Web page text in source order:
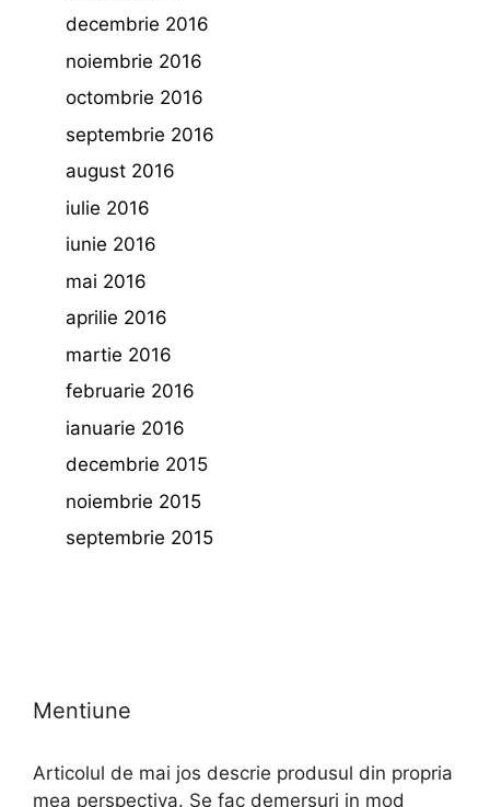
decembrie 2016
noiembrie 2016
octombrie 2016
septembrie 2016
august 2016
iulie 2016
iunie 2016
mai 2016
aprilie 2016
martie 2016
februarie 2016
ianuarie 2016
decembrie 2015
noiembrie 2015
septembrie 2015
Mentiune
Articolul de mai jos descrie produsul din propria
mea perspectiva. Se fac demersuri in mod